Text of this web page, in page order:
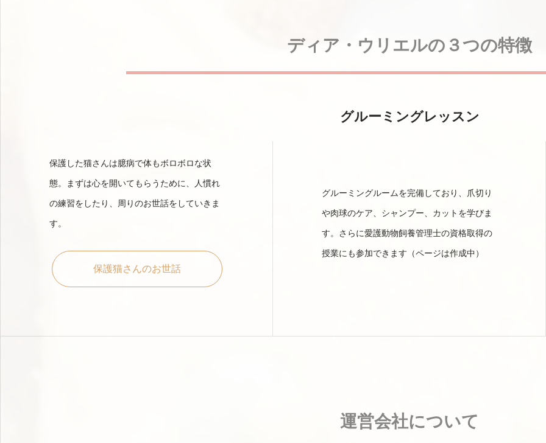
ディア・ウリエルの３つの特徴
保護した猫さんは臆病で体もボロボロな状
態。まずは心を開いてもらうために、人慣れ
の練習をしたり、周りのお世話をしていきま
す。
保護猫さんのお世話
グルーミングレッスン
グルーミングルームを完備しており、爪切り
や肉球のケア、シャンプー、カットを学びま
す。さらに愛護動物飼養管理士の資格取得の
授業にも参加できます（ページは作成中）
運営会社について